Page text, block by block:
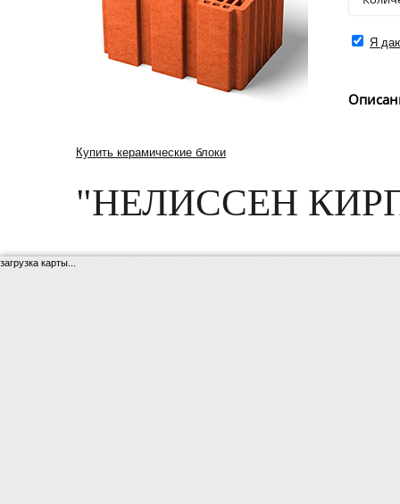
Купить керамические блоки
Я
"НЕЛИССЕН
загрузка карты...